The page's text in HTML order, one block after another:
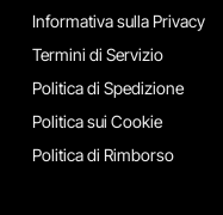
Informativa sulla Privacy
Termini di Servizio
Politica di Spedizione
Politica sui Cookie
Politica di Rimborso